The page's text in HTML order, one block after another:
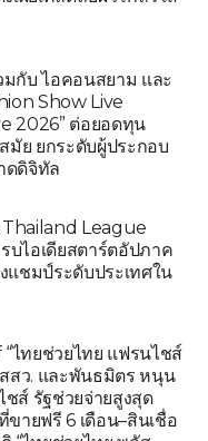
กับ ไอคอนสยาม และ
Show Live
2026” ต่อยอดทุน
ย ยกระดับผู้ประกอบ
ดดิจิทัล
League
บไอเดียสตาร์ตอัปภาค
แชมป์ระดับประเทศใน
ไทยช่วยไทย แฟรนไชส์
สว. และพันธมิตร หนุน
ส์ รัฐช่วยจ่ายสูงสุด
ายฟรี 6 เดือน–สินเชื่อ